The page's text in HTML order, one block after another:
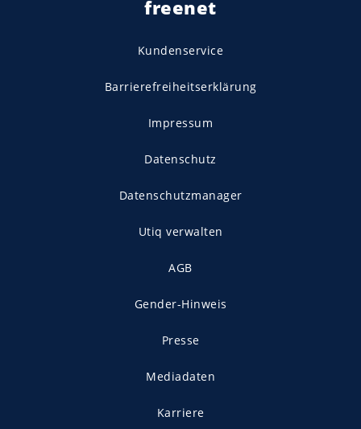
freenet
Kundenservice
Barrierefreiheitserklärung
Impressum
Datenschutz
Datenschutzmanager
Utiq verwalten
AGB
Gender-Hinweis
Presse
Mediadaten
Karriere